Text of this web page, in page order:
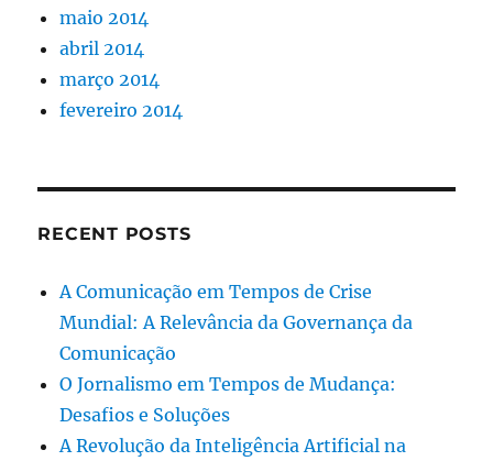
maio 2014
abril 2014
março 2014
fevereiro 2014
RECENT POSTS
A Comunicação em Tempos de Crise
Mundial: A Relevância da Governança da
Comunicação
O Jornalismo em Tempos de Mudança:
Desafios e Soluções
A Revolução da Inteligência Artificial na